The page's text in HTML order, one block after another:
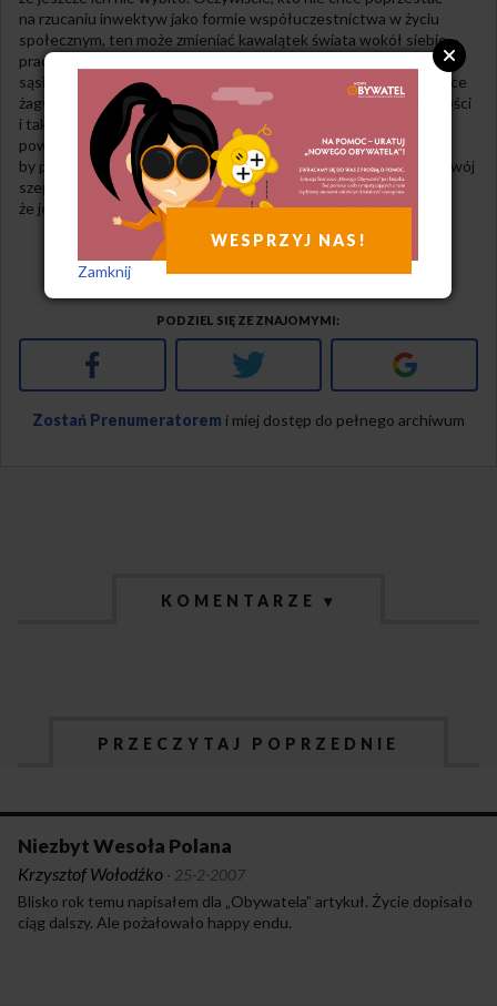
na rzucaniu inwektyw jako formie współuczestnictwa w życiu
społecznym, ten może zmieniać kawalątek świata wokół siebie –
pracując w hospicjum, pedałując w Masie Krytycznej, organizując
sąsiadów do zbierania psich kup ze skwerku, podrzucając płonące
żagwie w teatrze ulicznym. Lecz, ostatecznie, w chwili bezradności
i tak westchnie: „ale głupi ci ludzie”. A czujne echo chętnie
powtórzy i zwielokrotni jego głos. Lepiej być tego świadomym,
by później nie popaść w czarnowidztwo. Cała sztuka: zmieścić swój
szept gdzieś między Głosem Ludu i Głosem Lódu i nie grymasić,
że jedno bez drugiego nie ma racji bytu.
Nasze opinie
PODZIEL SIĘ ZE ZNAJOMYMI
Facebook Twitter Google+
Zostań Prenumeratorem i miej dostęp do pełnego archiwum
KOMENTARZE ▾
PRZECZYTAJ POPRZEDNIE
Niezbyt Wesoła Polana
Krzysztof Wołodźko · 25-2-2007
Blisko rok temu napisałem dla „Obywatela” artykuł. Życie dopisało
ciąg dalszy. Ale pożałowało happy endu.
WESPRZYJ NAS!
Zamknij